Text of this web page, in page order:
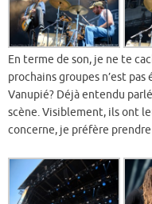
En terme de son, je ne te
prochains groupes n’est
Vanupié? Déjà entendu
scène. Visiblement, ils ont
concerne, je préfère